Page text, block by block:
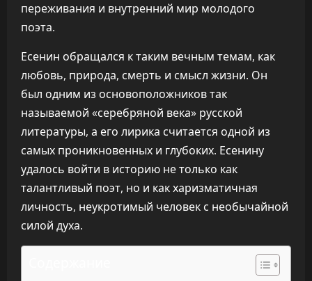
переживания и внутренний мир молодого
поэта.
Есенин обращался к таким вечным темам, как
любовь, природа, смерть и смысл жизни. Он
был одним из основоположников так
называемой «серебряной века» русской
литературы, а его лирика считается одной из
самых проникновенных и глубоких. Есенину
удалось войти в историю не только как
талантливый поэт, но и как харизматичная
личность, неукротимый человек с необычайной
силой духа.